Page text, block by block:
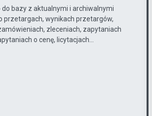
do bazy z aktualnymi i archiwalnymi
przetargach, wynikach przetargów,
zleceniach, zapytaniach
o cenę, licytacjach...